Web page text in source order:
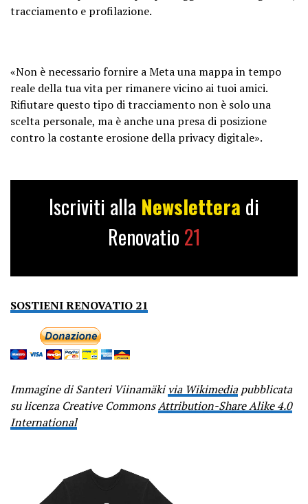
tracciamento e profilazione.
«Non è necessario fornire a Meta una mappa in tempo
reale della tua vita per rimanere vicino ai tuoi amici.
Rifiutare questo tipo di tracciamento non è solo una
scelta personale, ma è anche una presa di posizione
contro la costante erosione della privacy digitale».
Iscriviti alla Newslettera di
Renovatio 21
SOSTIENI RENOVATIO 21
Immagine di Santeri Viinamäkivia Wikimediapubblicata
su licenza Creative CommonsAttribution-Share Alike 4.0
International